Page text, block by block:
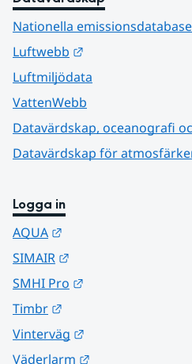
Nationella
Luftwebb
Luftmiljödata
VattenWebb
Datavärdskap, oceanografi
Datavärdskap för
Logga in
AQUA
SIMAIR
SMHI Pro
Timbr
Vinterväg
Väderlarm